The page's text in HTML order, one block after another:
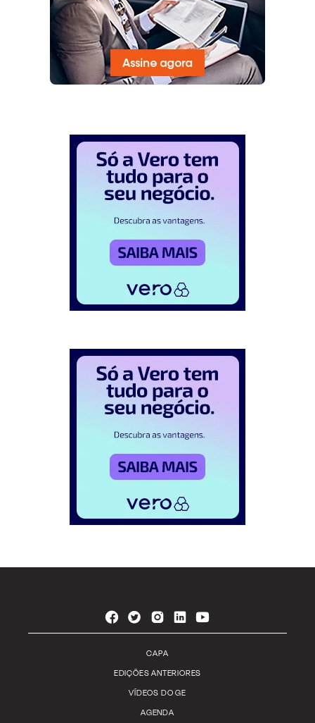
CAPA
EDIÇÕES ANTERIORES
VÍDEOS DO GE
AGENDA